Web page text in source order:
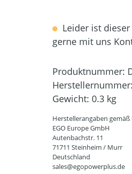
Leider ist
gerne mit uns
Produktnummer:
Herstellernummer:
Gewicht: 0.3 kg
Herstellerangaben
EGO Europe GmbH
Autenbachstr. 11
71711 Steinheim / Murr
Deutschland
sales@egopowerplus.de